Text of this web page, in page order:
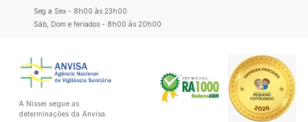
Seg a Sex - 8h00 às 23h00
Sáb, Dom e feriados - 8h00 às 20h00
A Nissei segue as
determinações da Anvisa.